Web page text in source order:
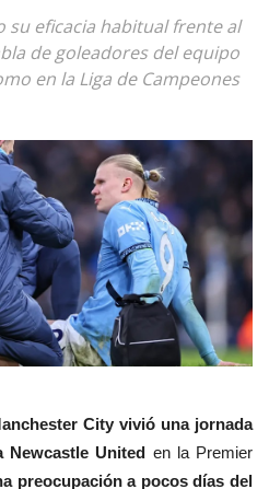
su eficacia habitual frente al
de goleadores del equipo
en la Liga de Campeones
City vivió una jornada
Newcastle United en la Premier
preocupación a pocos días del